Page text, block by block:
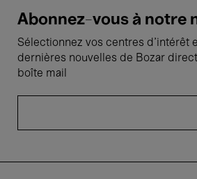
Abonnez-vous à notre
Sélectionnez vos centres d'intérêt
dernières nouvelles de Bozar
boîte mail